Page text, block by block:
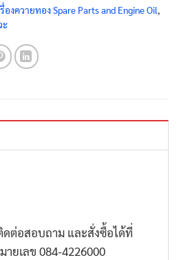
งควายทอง Spare Parts and Engine Oil
ะ
ดต่อสอบถาม และสั่งซื้อได้ที่
ายเลข 084-4226000